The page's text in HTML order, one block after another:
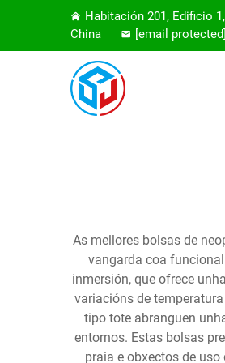
Habitación 201, Edificio
China
[email protected]
As mellores bolsas de
vangarda coa
inmersión, que ofrece
variacións de
tipo tote abranguen
entornos. Estas bolsas
praia e obxectos de